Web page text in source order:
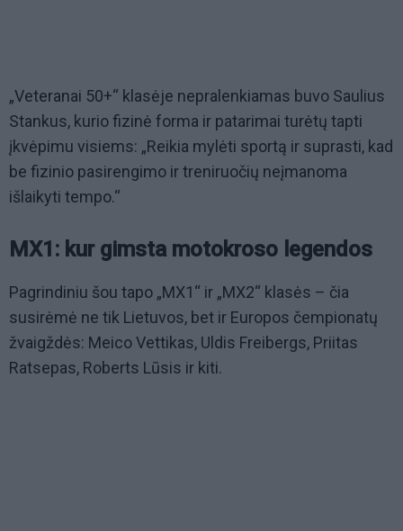
„Veteranai 50+“ klasėje nepralenkiamas buvo Saulius
Stankus, kurio fizinė forma ir patarimai turėtų tapti
įkvėpimu visiems: „Reikia mylėti sportą ir suprasti, kad
be fizinio pasirengimo ir treniruočių neįmanoma
išlaikyti tempo.“
MX1: kur gimsta motokroso legendos
Pagrindiniu šou tapo „MX1“ ir „MX2“ klasės – čia
susirėmė ne tik Lietuvos, bet ir Europos čempionatų
žvaigždės: Meico Vettikas, Uldis Freibergs, Priitas
Ratsepas, Roberts Lūsis ir kiti.